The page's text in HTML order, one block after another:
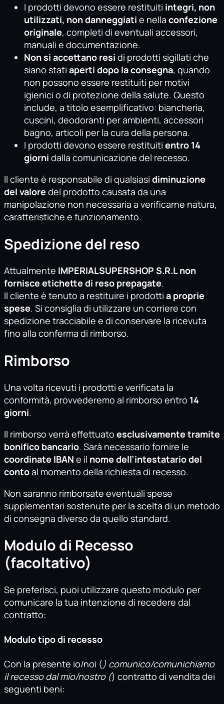
I prodotti devono essere restituiti integri, non
utilizzati, non danneggiati e nella confezione
originale, completi di eventuali accessori,
manuali e documentazione.
Non si accettano resi di prodotti sigillati che
siano stati aperti dopo la consegna, quando
non possono essere restituiti per motivi
igienici o di protezione della salute. Questo
include, a titolo esemplificativo: biancheria,
cuscini, deodoranti per ambienti, accessori
bagno, articoli per la cura della persona.
I prodotti devono essere restituiti entro 14
giorni dalla comunicazione del recesso.
Il cliente è responsabile di qualsiasi diminuzione
del valore del prodotto causata da una
manipolazione non necessaria a verificarne natura,
caratteristiche e funzionamento.
Spedizione del reso
Attualmente IMPERIALSUPERSHOP S.R.L non
fornisce etichette di reso prepagate.
Il cliente è tenuto a restituire i prodotti a proprie
spese. Si consiglia di utilizzare un corriere con
spedizione tracciabile e di conservare la ricevuta
fino alla conferma di rimborso.
Rimborso
Una volta ricevuti i prodotti e verificata la
conformità, provvederemo al rimborso entro 14
giorni.
Il rimborso verrà effettuato esclusivamente tramite
bonifico bancario. Sarà necessario fornire le
coordinate IBAN e il nome dell’intestatario del
contoal momento della richiesta di recesso.
Non saranno rimborsate eventuali spese
supplementari sostenute per la scelta di un metodo
di consegna diverso da quello standard.
Modulo di Recesso
(facoltativo)
Se preferisci, puoi utilizzare questo modulo per
comunicare la tua intenzione di recedere dal
contratto:
Modulo tipo di recesso
Con la presente io/noi () comunico/comunichiamo
il recesso dal mio/nostro () contratto di vendita dei
seguenti beni: